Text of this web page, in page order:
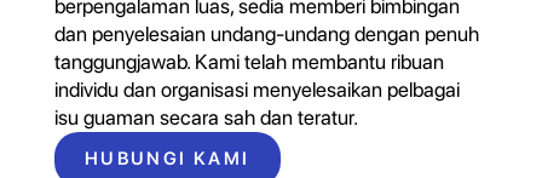
berpengalaman luas, sedia memberi bimbingan
dan penyelesaian undang-undang dengan penuh
tanggungjawab. Kami telah membantu ribuan
individu dan organisasi menyelesaikan pelbagai
isu guaman secara sah dan teratur.
HUBUNGI KAMI